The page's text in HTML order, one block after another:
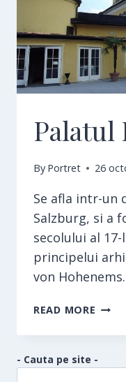
By Portret 26
Se afla intr-un
Salzburg, si a
secolului al
principelui
von Hohenems.
READ MORE
- Cauta pe site -